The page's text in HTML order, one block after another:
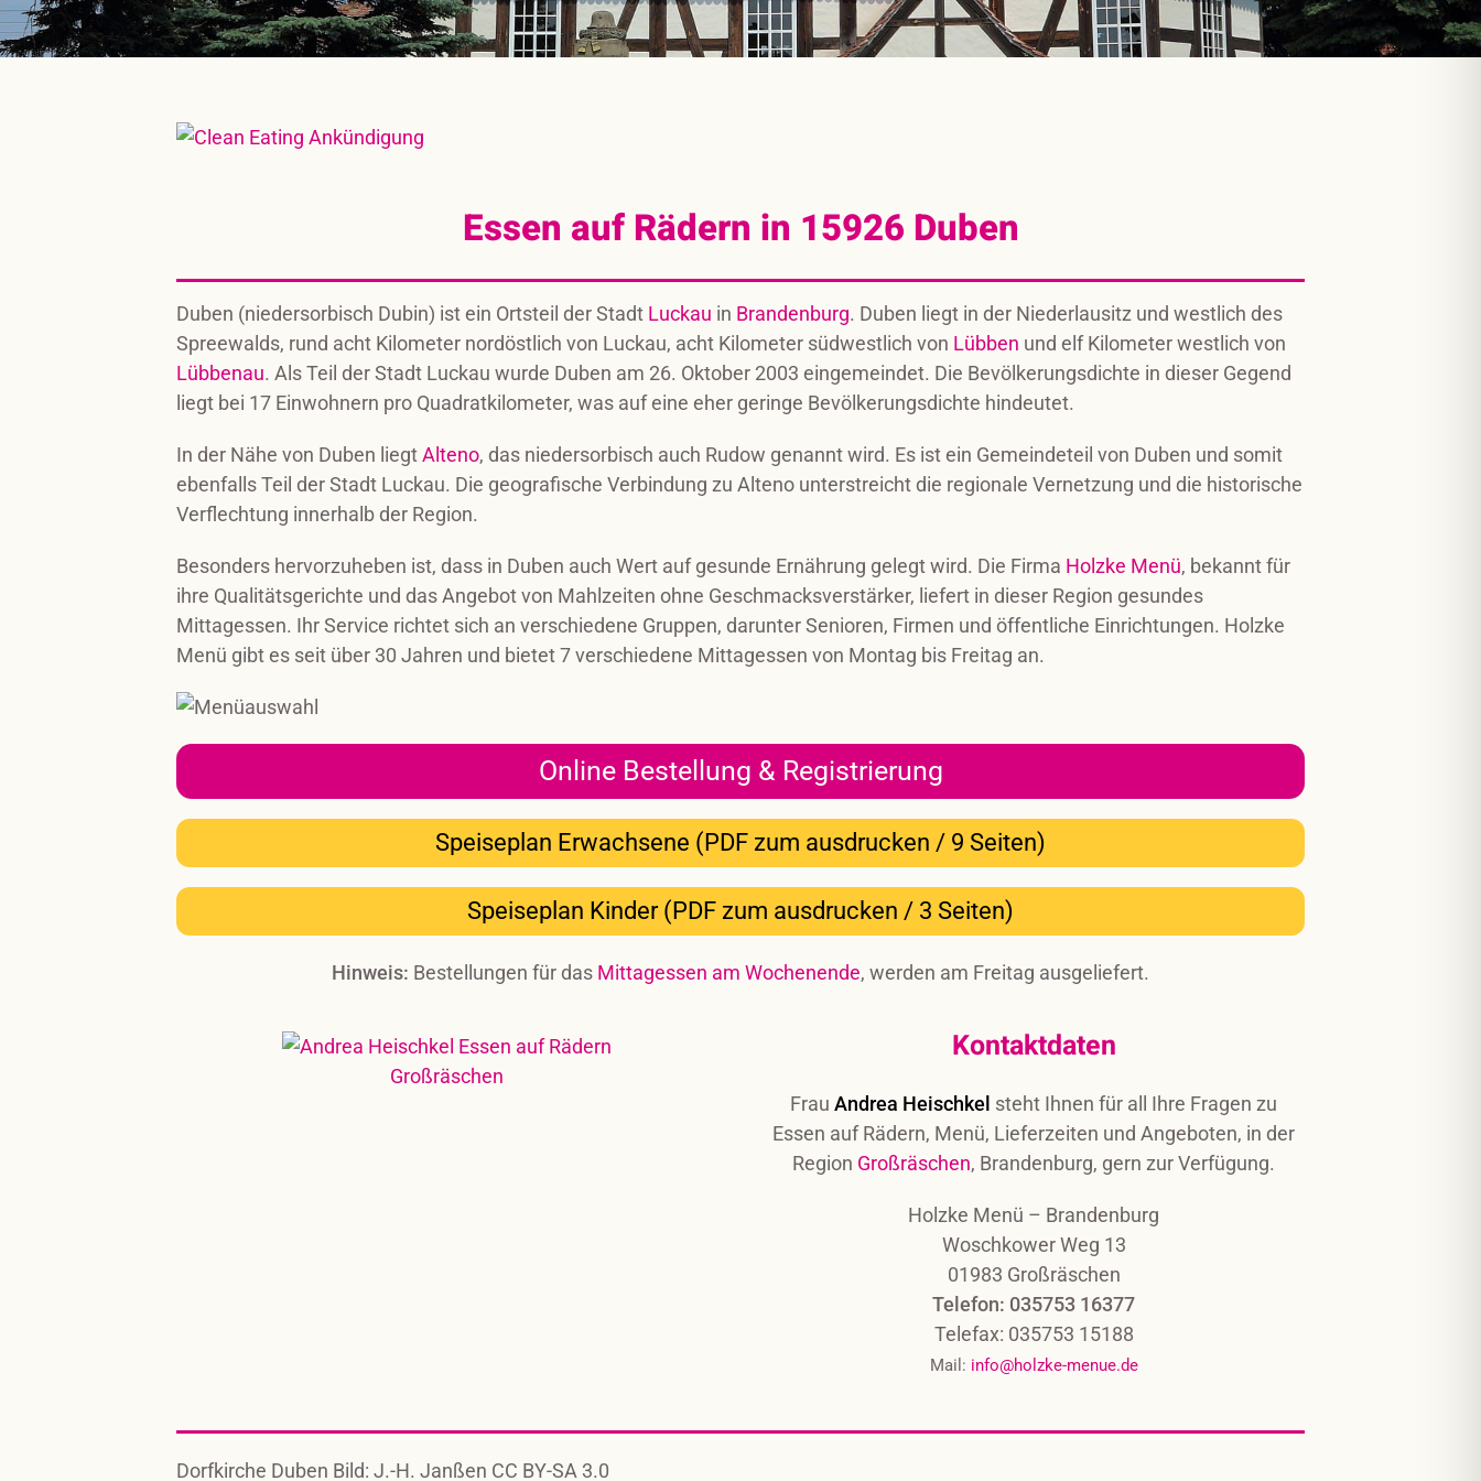
Essen auf Rädern in 15926 Duben
Duben (niedersorbisch Dubin) ist ein Ortsteil der Stadt Luckau in Brandenburg. Duben liegt in der Niederlausitz und westlich des
Spreewalds, rund acht Kilometer nordöstlich von Luckau, acht Kilometer südwestlich von Lübben und elf Kilometer westlich von
Lübbenau. Als Teil der Stadt Luckau wurde Duben am 26. Oktober 2003 eingemeindet. Die Bevölkerungsdichte in dieser Gegend
liegt bei 17 Einwohnern pro Quadratkilometer, was auf eine eher geringe Bevölkerungsdichte hindeutet.
In der Nähe von Duben liegtAlteno, das niedersorbisch auch Rudow genannt wird. Es ist ein Gemeindeteil von Duben und somit
ebenfalls Teil der Stadt Luckau. Die geografische Verbindung zu Alteno unterstreicht die regionale Vernetzung und die historische
Verflechtung innerhalb der Region.
Besonders hervorzuheben ist, dass in Duben auch Wert auf gesunde Ernährung gelegt wird. Die Firma Holzke Menü, bekannt für
ihre Qualitätsgerichte und das Angebot von Mahlzeiten ohne Geschmacksverstärker, liefert in dieser Region gesundes
Mittagessen. Ihr Service richtet sich an verschiedene Gruppen, darunter Senioren, Firmen und öffentliche Einrichtungen. Holzke
Menü gibt es seit über 30 Jahren und bietet 7 verschiedene Mittagessen von Montag bis Freitag an.
Online Bestellung & Registrierung
Speiseplan Erwachsene (PDF zum ausdrucken / 9 Seiten)
Speiseplan Kinder (PDF zum ausdrucken / 3 Seiten)
Hinweis: Bestellungen für das Mittagessen am Wochenende, werden am Freitag ausgeliefert.
Kontaktdaten
FrauAndrea Heischkel steht Ihnen für all Ihre Fragen zu
Essen auf Rädern, Menü, Lieferzeiten und Angeboten, in der
Region Großräschen, Brandenburg, gern zur Verfügung.
Holzke Menü – Brandenburg
Woschkower Weg 13
01983 Großräschen
Telefon: 035753 16377
Telefax: 035753 15188
Mail: info@holzke-menue.de
Dorfkirche Duben Bild: J.-H. Janßen CC BY-SA 3.0